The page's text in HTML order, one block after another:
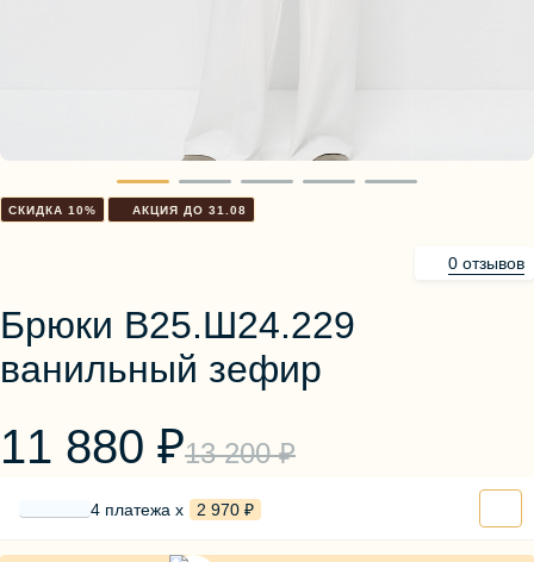
Брюки В25.Ш24.229
ванильный зефир
0 отзывов
СКИДКА 10% АКЦИЯ ДО 31.08
13 200 ₽
11 880 ₽
4 платежа х 2 970 ₽